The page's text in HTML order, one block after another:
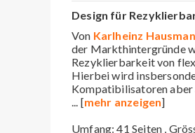
Design für
Von Karlheinz
der Markthintergründe
Rezyklierbarkeit von
Hierbei wird
Kompatibilisatoren aber
... [mehr anzeigen]
Umfang: 41 Seiten ,